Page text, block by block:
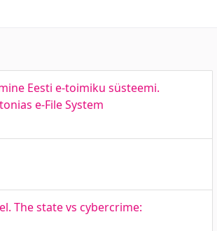
Eesti e-toimiku süsteemi.
e-File System
The state vs cybercrime: